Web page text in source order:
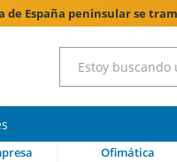
de España peninsular se
Ofimática